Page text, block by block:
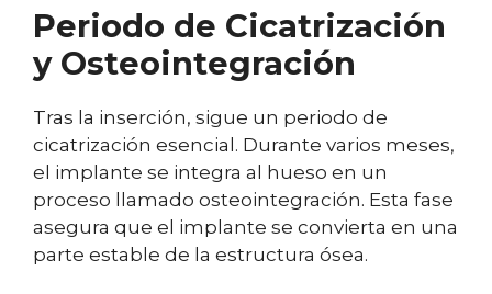
Periodo de Cicatrización
y Osteointegración
Tras la inserción, sigue un periodo de
cicatrización esencial. Durante varios meses,
el implante se integra al hueso en un
proceso llamado osteointegración. Esta fase
asegura que el implante se convierta en una
parte estable de la estructura ósea.